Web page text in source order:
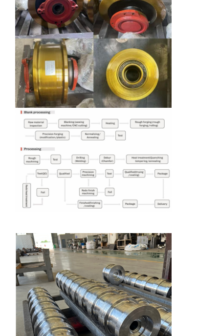
Casa Prodotti Video Chi Siamo